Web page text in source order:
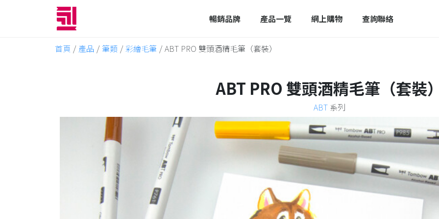
暢銷品牌 產品一覽 網上購物 查詢聯絡
首頁 / 產品 / 筆類 / 彩繪毛筆 / ABT PRO 雙頭酒精毛筆（套裝）
ABT PRO 雙頭酒精毛筆（套裝
ABT系列